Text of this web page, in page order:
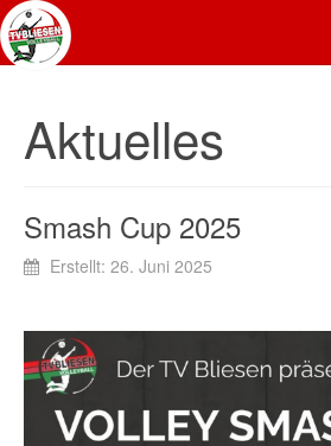
Aktuelles
Smash Cup 2025
Erstellt: 26. Juni 2025